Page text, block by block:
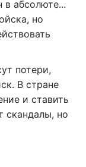
в абсолюте...
но
потери,
В стране
и ставить
скандалы, но